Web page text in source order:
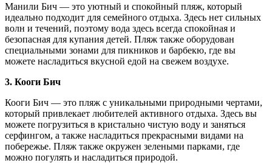
Манили Бич — это уютный и спокойный пляж, который
идеально подходит для семейного отдыха. Здесь нет сильных
волн и течений, поэтому вода здесь всегда спокойная и
безопасная для купания детей. Пляж также оборудован
специальными зонами для пикников и барбекю, где вы
можете насладиться вкусной едой на свежем воздухе.
3. Кооги Бич
Кооги Бич — это пляж с уникальными природными чертами,
который привлекает любителей активного отдыха. Здесь вы
можете погрузиться в кристально чистую воду и заняться
серфингом, а также насладиться прекрасными видами на
побережье. Пляж также окружен зелеными парками, где
можно погулять и насладиться природой.